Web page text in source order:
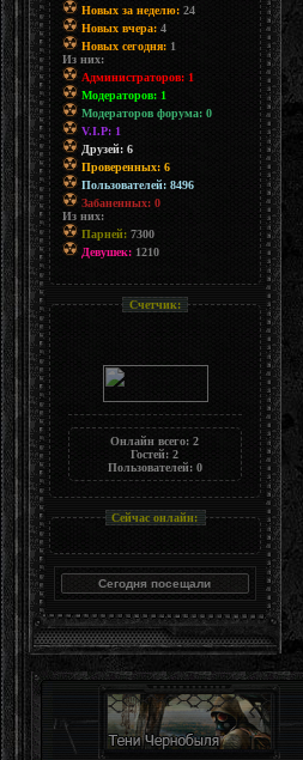
Новых за неделю:24
Новых вчера:4
Новых сегодня:1
Из них:
Администраторов: 1
Модераторов: 1
Модераторов форума: 0
V.I.P: 1
Друзей: 6
Проверенных: 6
Пользователей: 8496
Забаненных: 0
Из них:
Парней:7300
Девушек:1210
Счетчик:
Онлайн всего:2
Гостей:2
Пользователей: 0
Сейчас онлайн: